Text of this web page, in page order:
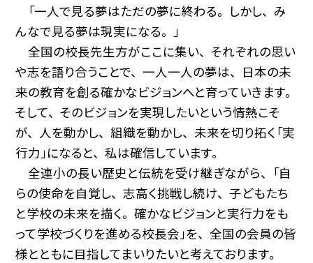
「一人で見る夢はただの夢に終わる。 しかし、 み
んなで見る夢は現実になる。 」
全国の校長先生方がここに集い、 それぞれの思い
や志を語り合うことで、 一人一人の夢は、 日本の未
来の教育を創る確かなビジョンへと育っていきます。
そして、 そのビジョンを実現したいという情熱こそ
が、 人を動かし、 組織を動かし、 未来を切り拓く「実
行力」になると、 私は確信しています。
全連小の長い歴史と伝統を受け継ぎながら、 「自
らの使命を自覚し、 志高く挑戦し続け、 子どもたち
と学校の未来を描く。 確かなビジョンと実行力をも
って学校づくりを進める校長会」を、 全国の会員の皆
様とともに目指してまいりたいと考えております。